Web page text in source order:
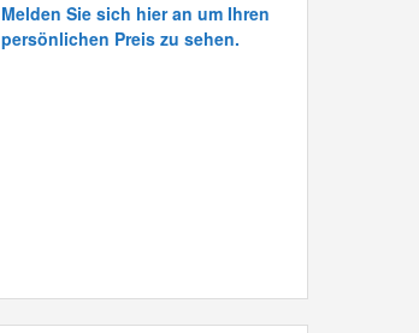
Melden Sie sich hier an um Ihren
persönlichen Preis zu sehen.